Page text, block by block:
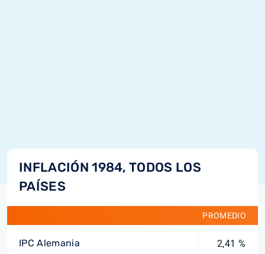
INFLACIÓN 1984, TODOS LOS
PAÍSES
PROMEDIO
IPC Alemania 2,41 %